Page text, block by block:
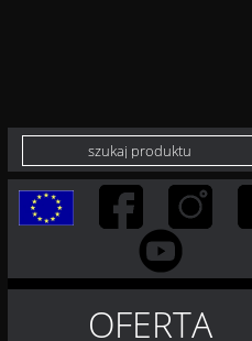
OFERTA